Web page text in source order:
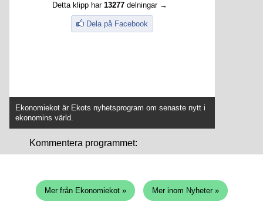
Detta klipp har 13277 delningar →
Dela på Facebook
Ekonomiekot är Ekots nyhetsprogram om senaste nytt i
ekonomins värld.
Kommentera programmet:
Mer från Ekonomiekot » Mer inom Nyheter »